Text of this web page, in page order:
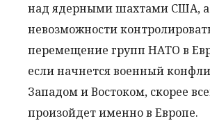
над ядерными шахтами США, а
невозможности
перемещение групп НАТО в
если начнется военный
Западом и Востоком, скорее
произойдет именно в Европе.